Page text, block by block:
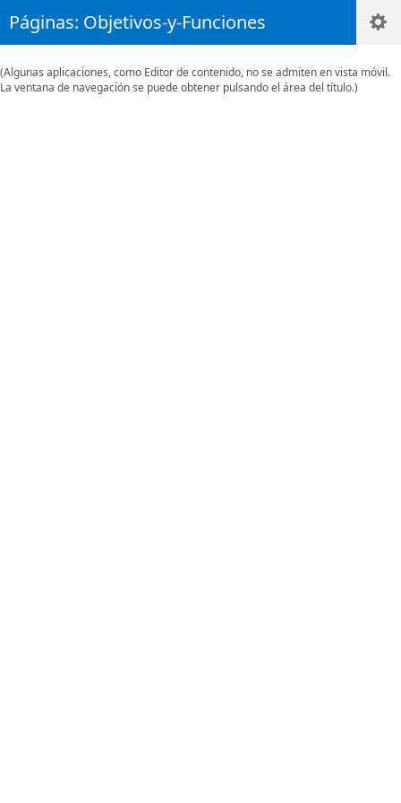
Páginas: Objetivos-y-Funciones
(Algunas aplicaciones, como Editor de contenido, no se admiten en vista móvil.
La ventana de navegación se puede obtener pulsando el área del título.)